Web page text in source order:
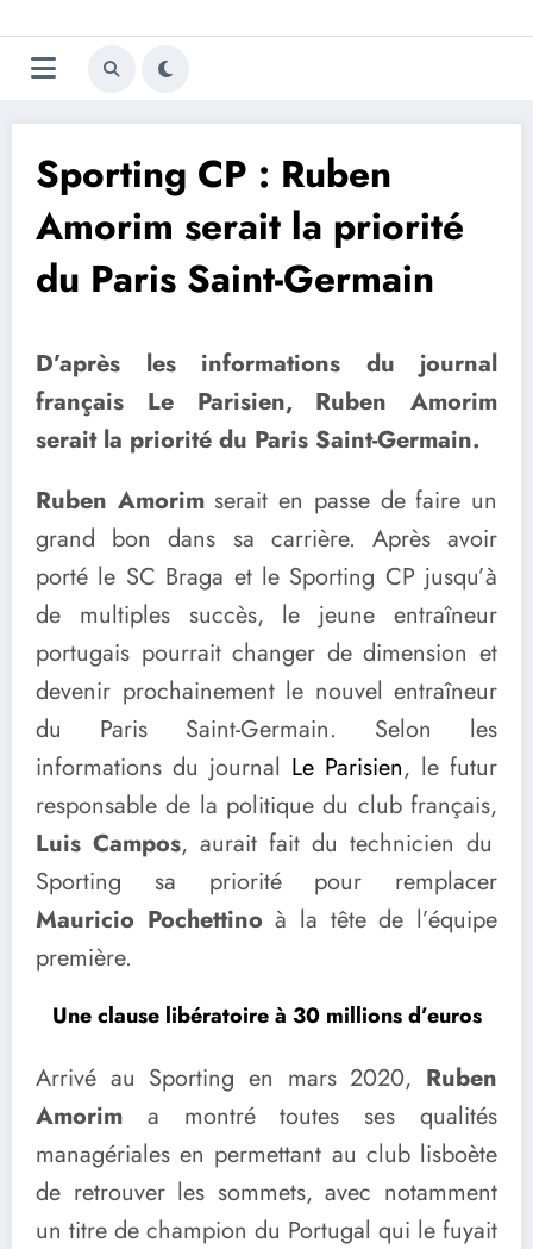
au
contenu
Trivela
L'actualité du football
Sporting CP : Ruben
Amorim serait la priorité
du Paris Saint-Germain
D’après les informations du journal
français Le Parisien, Ruben Amorim
serait la priorité du Paris Saint-Germain.
Ruben Amorimserait en passe de faire un
grand bon dans sa carrière. Après avoir
porté le SC Braga et le Sporting CP jusqu’à
de multiples succès, le jeune entraîneur
portugais pourrait changer de dimension et
devenir prochainement le nouvel entraîneur
du Paris Saint-Germain. Selon les
informations du journal Le Parisien, le futur
responsable de la politique du club français,
Luis Campos, aurait fait du technicien du
Sporting sa priorité pour remplacer
Mauricio Pochettino à la tête de l’équipe
première.
Une clause libératoire à 30 millions d’euros
Arrivé au Sporting en mars 2020, Ruben
Amorim a montré toutes ses qualités
managériales en permettant au club lisboète
de retrouver les sommets, avec notamment
un titre de champion du Portugal qui le fuyait